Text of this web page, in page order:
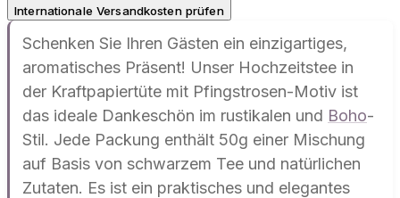
Internationale Versandkosten prüfen
Schenken Sie Ihren Gästen ein einzigartiges,
aromatisches Präsent! Unser Hochzeitstee in
der Kraftpapiertüte mit Pfingstrosen-Motiv ist
das ideale Dankeschön im rustikalen und Boho-
Stil. Jede Packung enthält 50g einer Mischung
auf Basis von schwarzem Tee und natürlichen
Zutaten. Es ist ein praktisches und elegantes